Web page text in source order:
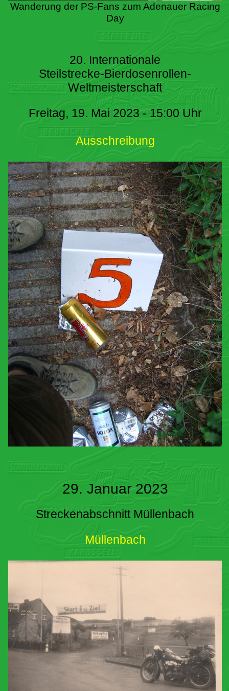
Wanderung der PS-Fans zum Adenauer Racing
Day
20. Internationale
Steilstrecke-Bierdosenrollen-
Weltmeisterschaft
Freitag, 19. Mai 2023 - 15:00 Uhr
Ausschreibung
29. Januar 2023
Streckenabschnitt Müllenbach
Müllenbach